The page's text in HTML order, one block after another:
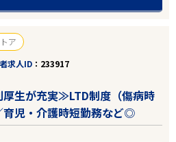
ア
求人ID 233917
厚生が充実≫LTD制度（傷病時
育児・介護時短勤務など◎